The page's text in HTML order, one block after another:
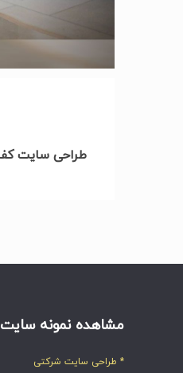
طراحی سایت
مشاهده نمونه سایت
* طراحی سایت شرکتی